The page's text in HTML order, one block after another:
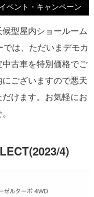
イベント・キャンペーン
型屋内ショールーム
は、ただいまデモカ
古車を特別価格でご
ございますので悪天
けます。お気軽にお
4)